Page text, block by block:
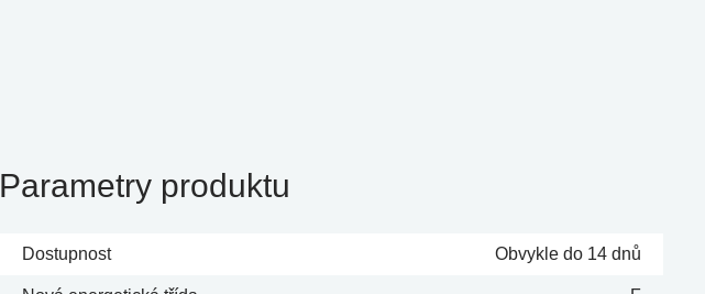
Parametry produktu
Dostupnost Obvykle do 14 dnů